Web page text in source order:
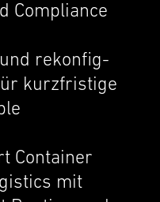
Compli­ance
rekon­fig­
kurzfristige
Container
mit